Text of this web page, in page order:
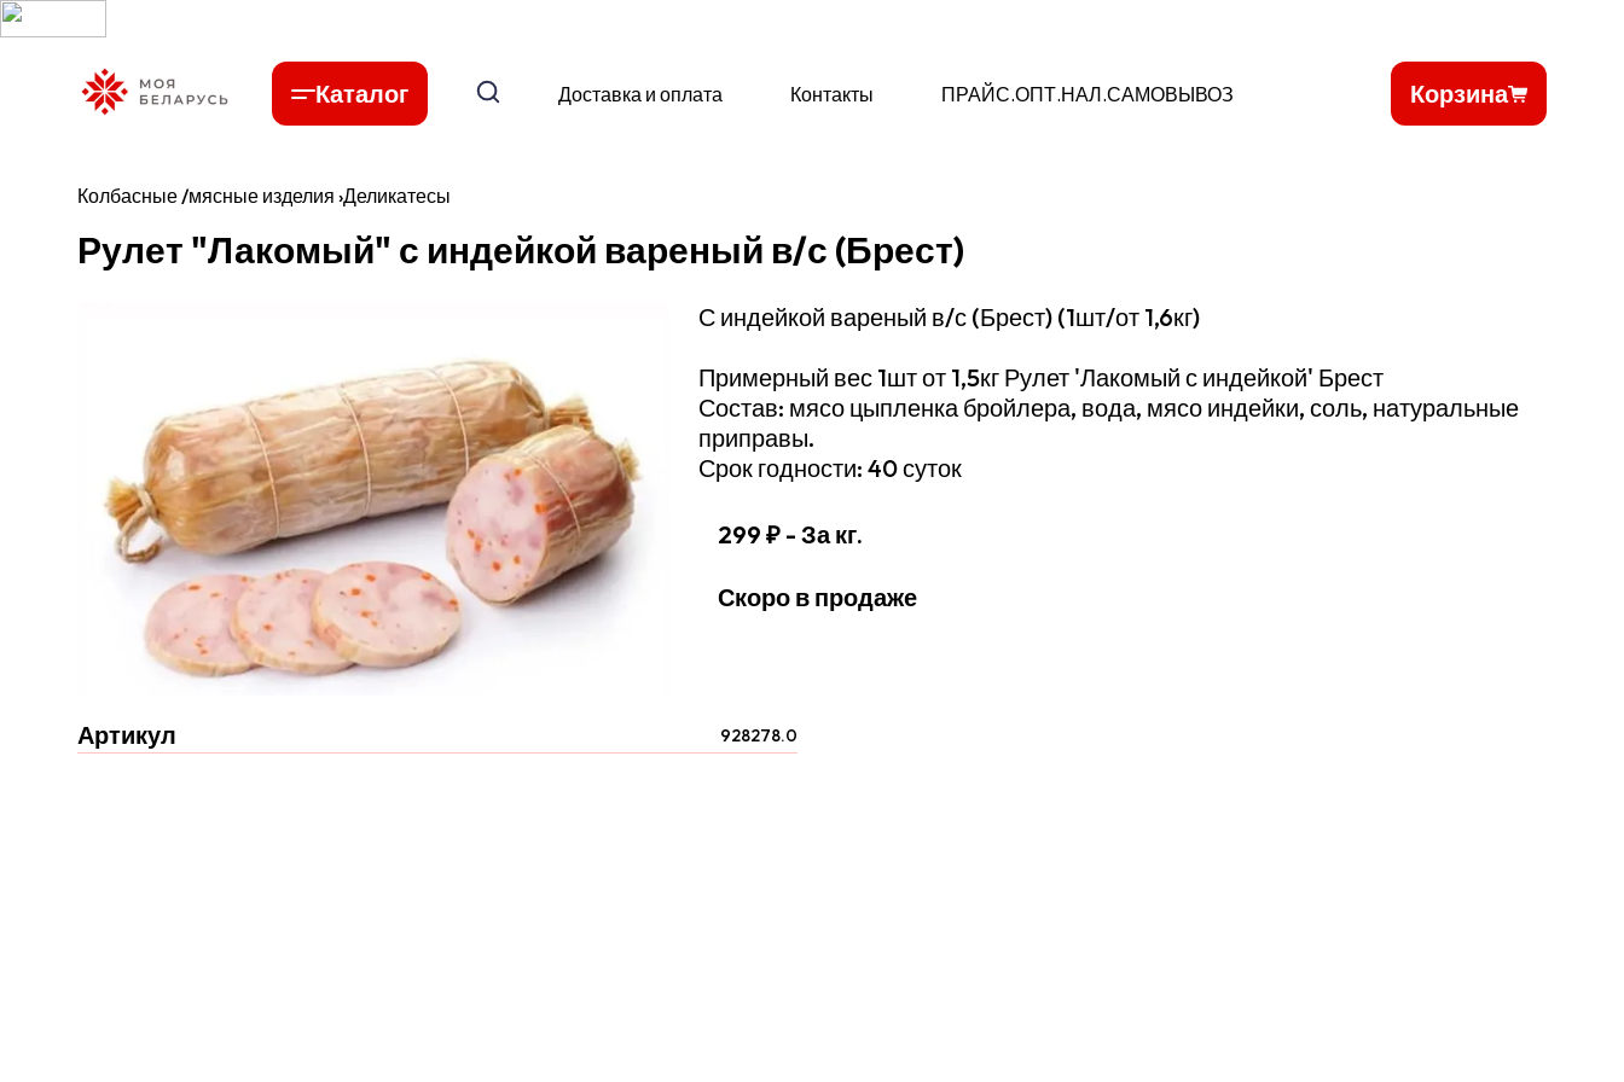
Каталог Доставка и оплата Контакты ПРАЙС.ОПТ.НАЛ.САМОВЫВОЗ Корзина
Колбасные /мясные изделия ›Деликатесы
Рулет "Лакомый" с индейкой вареный в/с (Брест)
С индейкой вареный в/с (Брест) (1шт/от 1,6кг)
Примерный вес 1шт от 1,5кг Рулет 'Лакомый с индейкой' Брест
Состав: мясо цыпленка бройлера, вода, мясо индейки, соль, натуральные
приправы.
Срок годности: 40 суток
299 ₽ - За кг.
Скоро в продаже
Артикул 928278.0